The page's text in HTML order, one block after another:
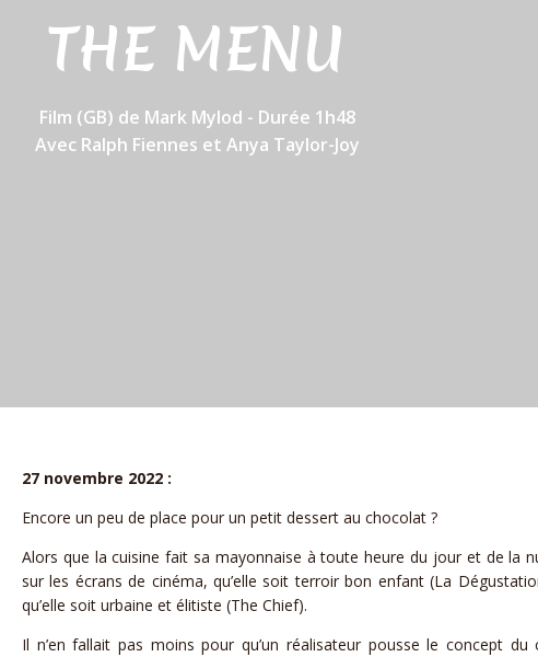
THE MENU
Film (GB) de Mark Mylod - Durée 1h48
Avec Ralph Fiennes et Anya Taylor-Joy
27 novembre 2022 :
Encore un peu de place pour un petit dessert au chocolat ?
Alors que la cuisine fait sa mayonnaise à toute heure du jour et de la
sur les écrans de cinéma, qu’elle soit terroir bon enfant (La
qu’elle soit urbaine et élitiste (The Chief).
Il n’en fallait pas moins pour qu’un réalisateur pousse le concept